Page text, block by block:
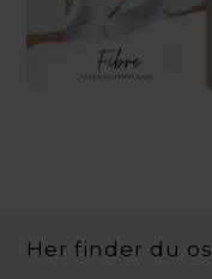
Her finder du os